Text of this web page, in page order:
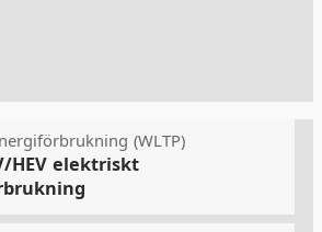
(WLTP)
HEV elektriskt